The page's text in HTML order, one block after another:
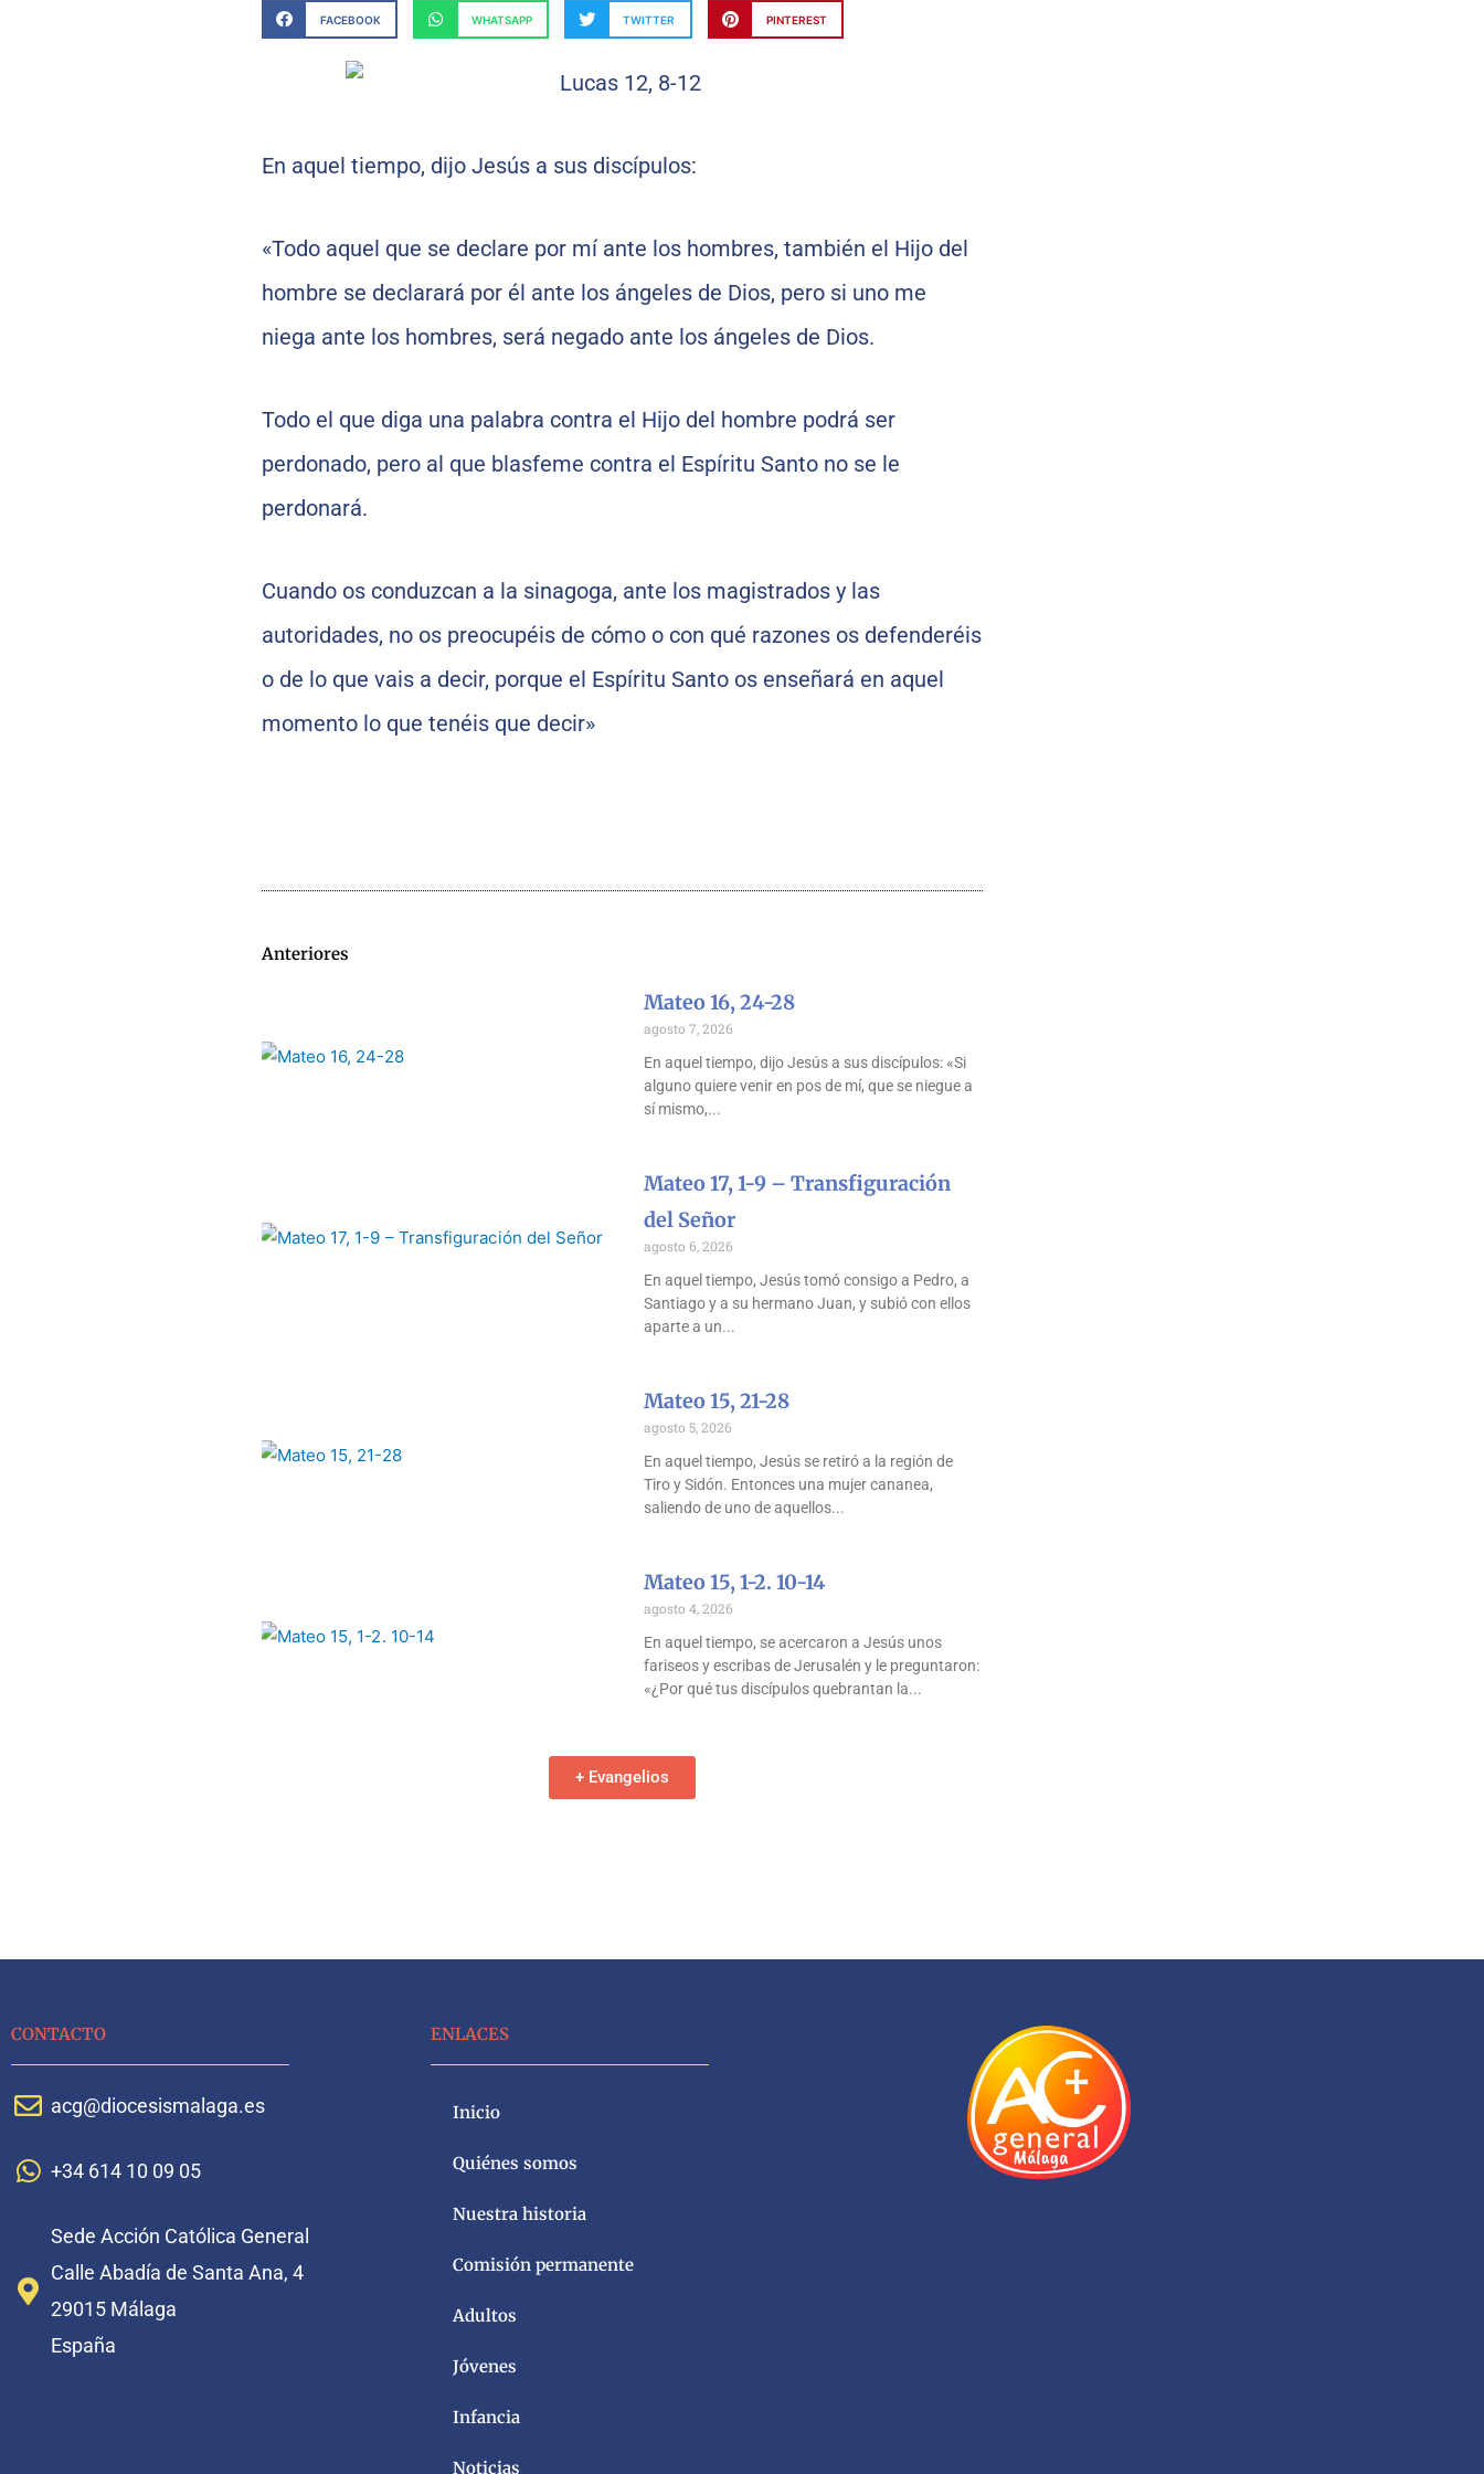
FACEBOOK WHATSAPP TWITTER PINTEREST
En aquel tiempo, dijo Jesús a sus discípulos:
«Todo aquel que se declare por mí ante los hombres, también el Hijo del
hombre se declarará por él ante los ángeles de Dios, pero si uno me
niega ante los hombres, será negado ante los ángeles de Dios.
Todo el que diga una palabra contra el Hijo del hombre podrá ser
perdonado, pero al que blasfeme contra el Espíritu Santo no se le
perdonará.
Cuando os conduzcan a la sinagoga, ante los magistrados y las
autoridades, no os preocupéis de cómo o con qué razones os defenderéis
o de lo que vais a decir, porque el Espíritu Santo os enseñará en aquel
momento lo que tenéis que decir»
Anteriores
Mateo 16, 24-28
agosto 7, 2026
En aquel tiempo, dijo Jesús a sus discípulos: «Si
alguno quiere venir en pos de mí, que se niegue a
sí mismo,
Mateo 17, 1-9 – Transfiguración
del Señor
agosto 6, 2026
En aquel tiempo, Jesús tomó consigo a Pedro, a
Santiago y a su hermano Juan, y subió con ellos
aparte a un
Mateo 15, 21-28
agosto 5, 2026
En aquel tiempo, Jesús se retiró a la región de
Tiro y Sidón. Entonces una mujer cananea,
saliendo de uno de aquellos
Mateo 15, 1-2. 10-14
agosto 4, 2026
En aquel tiempo, se acercaron a Jesús unos
fariseos y escribas de Jerusalén y le preguntaron:
«¿Por qué tus discípulos quebrantan la
+ Evangelios
CONTACTO
acg@diocesismalaga.es
+34 614 10 09 05
Sede Acción Católica General
Calle Abadía de Santa Ana, 4
29015 Málaga
España
ENLACES
Inicio
Quiénes somos
Nuestra historia
Comisión permanente
Adultos
Jóvenes
Infancia
Noticias